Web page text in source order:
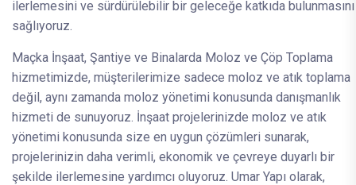
ilerlemesini ve sürdürülebilir bir geleceğe katkıda bulunmasını
sağlıyoruz.
Maçka İnşaat, Şantiye ve Binalarda Moloz ve Çöp Toplama
hizmetimizde, müşterilerimize sadece moloz ve atık toplama
değil, aynı zamanda moloz yönetimi konusunda danışmanlık
hizmeti de sunuyoruz. İnşaat projelerinizde moloz ve atık
yönetimi konusunda size en uygun çözümleri sunarak,
projelerinizin daha verimli, ekonomik ve çevreye duyarlı bir
şekilde ilerlemesine yardımcı oluyoruz. Umar Yapı olarak,